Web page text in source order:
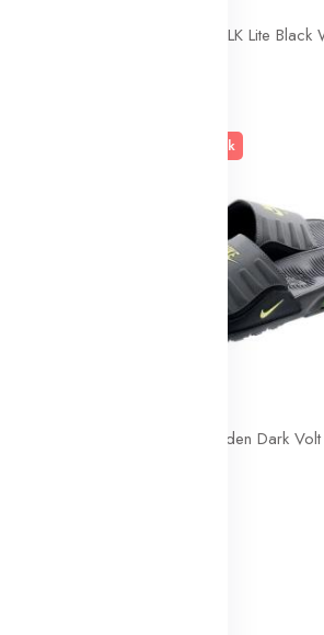
Nike Air Max INTRLK Lite Black
En rupture de stock
Nike Air Max Camden Dark Volt